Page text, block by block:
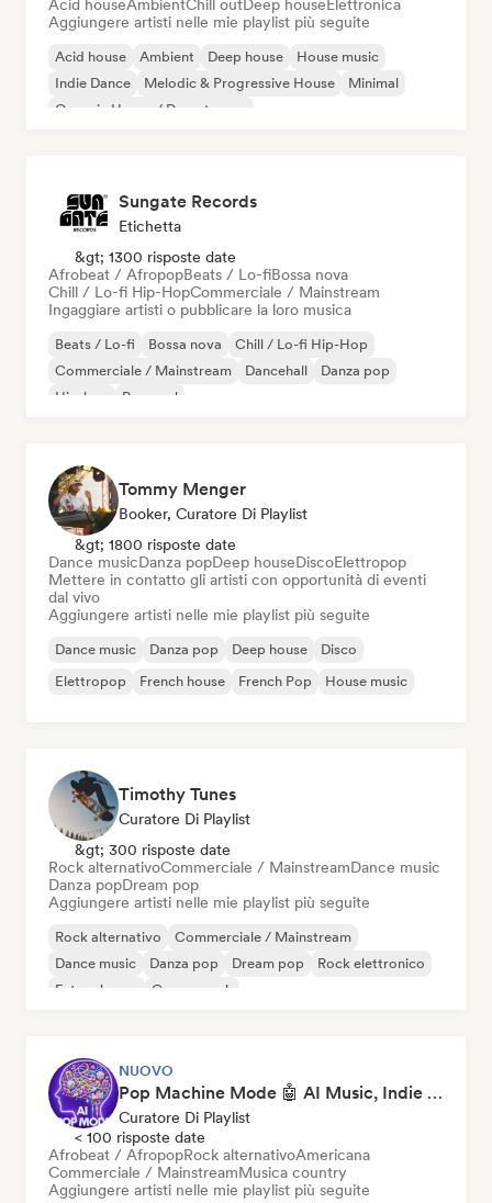
Acid houseAmbientChill outDeep houseElettronica
Aggiungere artisti nelle mie playlist più seguite
Acid house Ambient Deep house
House music
Indie Dance
Melodic & Progressive House
Minimal
Organic House / Downtempo
Sungate Records
Etichetta
&gt; 1300 risposte date
Afrobeat / AfropopBeats / Lo-fiBossa nova
Chill / Lo-fi Hip-HopCommerciale / Mainstream
Ingaggiare artisti o pubblicare la loro musica
Beats / Lo-fi Bossa nova
Chill / Lo-fi Hip-Hop
Commerciale / Mainstream
Dancehall
Danza pop
Hip-hop
Pop soul
Tommy Menger
Booker, Curatore Di Playlist
&gt; 1800 risposte date
Dance musicDanza popDeep houseDiscoElettropop
Mettere in contatto gli artisti con opportunità di eventi
dal vivo
Aggiungere artisti nelle mie playlist più seguite
Dance music Danza pop Deep house
Disco
Elettropop
French house French Pop House music
Timothy Tunes
Curatore Di Playlist
&gt; 300 risposte date
Rock alternativoCommerciale / MainstreamDance music
Danza popDream pop
Aggiungere artisti nelle mie playlist più seguite
Rock alternativo
Commerciale / Mainstream
Dance music
Danza pop Dream pop
Rock elettronico
Future house
Garage rock
NUOVO
Pop Machine Mode 🤖 AI Music, Indie Pop & Dream Pop
Curatore Di Playlist
< 100 risposte date
Afrobeat / AfropopRock alternativoAmericana
Commerciale / MainstreamMusica country
Aggiungere artisti nelle mie playlist più seguite